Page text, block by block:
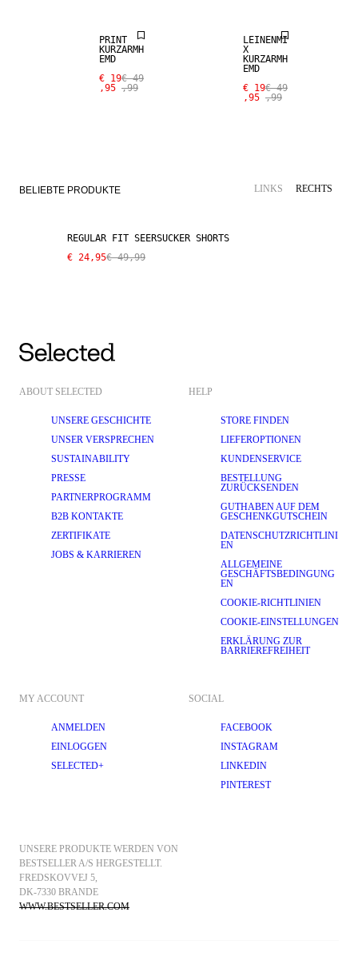
PRINT
KURZARMH
EMD
€ 19
,95
€ 49
,99
LEINENMI
X
KURZARMH
EMD
€ 19
,95
€ 49
,99
BELIEBTE PRODUKTE LINKS RECHTS
SALE
REGULAR FIT SEERSUCKER SHORTS
€ 24,95€ 49,99
ABOUT SELECTED
UNSERE GESCHICHTE
UNSER VERSPRECHEN
SUSTAINABILITY
PRESSE
PARTNERPROGRAMM
B2B KONTAKTE
ZERTIFIKATE
JOBS & KARRIEREN
HELP
STORE FINDEN
LIEFEROPTIONEN
KUNDENSERVICE
BESTELLUNG
ZURÜCKSENDEN
GUTHABEN AUF DEM
GESCHENKGUTSCHEIN
DATENSCHUTZRICHTLINI
EN
ALLGEMEINE
GESCHÄFTSBEDINGUNG
EN
COOKIE-RICHTLINIEN
COOKIE-EINSTELLUNGEN
ERKLÄRUNG ZUR
BARRIEREFREIHEIT
MY ACCOUNT
ANMELDEN
EINLOGGEN
SELECTED+
SOCIAL
FACEBOOK
INSTAGRAM
LINKEDIN
PINTEREST
UNSERE PRODUKTE WERDEN VON
BESTSELLER A/S HERGESTELLT.
FREDSKOVVEJ 5,
DK-7330 BRANDE
WWW.BESTSELLER.COM